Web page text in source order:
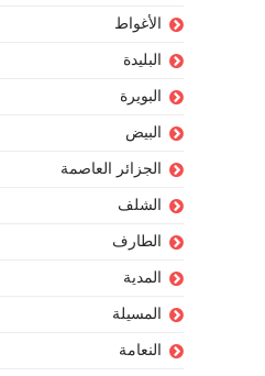
الأغواط
البليدة
البويرة
البيض
الجزائر العاصمة
الشلف
الطارف
المدية
المسيلة
النعامة